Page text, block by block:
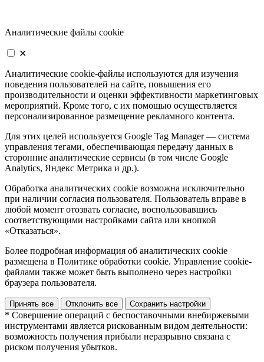
Аналитические файлы cookie
✕
Аналитические cookie-файлы используются для изучения
поведения пользователей на сайте, повышения его
производительности и оценки эффективности маркетинговых
мероприятий. Кроме того, с их помощью осуществляется
персонализированное размещение рекламного контента.
Для этих целей используется Google Tag Manager — система
управления тегами, обеспечивающая передачу данных в
сторонние аналитические сервисы (в том числе Google
Analytics, Яндекс Метрика и др.).
Обработка аналитических cookie возможна исключительно
при наличии согласия пользователя. Пользователь вправе в
любой момент отозвать согласие, воспользовавшись
соответствующими настройками сайта или кнопкой
«Отказаться».
Более подробная информация об аналитических cookie
размещена в Политике обработки cookie. Управление cookie-
файлами также может быть выполнено через настройки
браузера пользователя.
Принять все Отклонить все Сохранить настройки
* Совершение операций с беспоставочными внебиржевыми
инструментами является рискованным видом деятельности:
возможность получения прибыли неразрывно связана с
риском получения убытков.